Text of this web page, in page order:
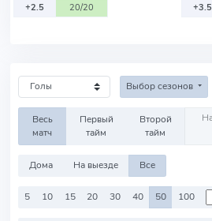
+2.5
20/20
+3.5
Выбор сезонов
Весь
матч
Первый
тайм
Второй
тайм
Дома На выезде Все
5 10 15 20 30 40 50 100